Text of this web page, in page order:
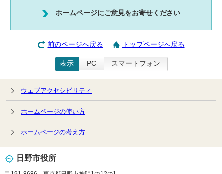
ホームページにご意見をお寄せください
前のページへ戻る トップページへ戻る
表示 PC スマートフォン
ウェブアクセシビリティ
ホームページの使い方
ホームページの考え方
日野市役所